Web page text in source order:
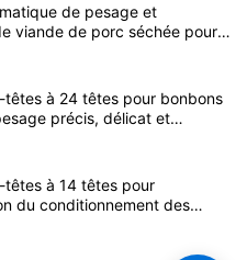
de pesage et
viande de porc séchée pour
formats
têtes à 24 têtes pour bonbons
précis, délicat et
têtes à 14 têtes pour
du conditionnement des